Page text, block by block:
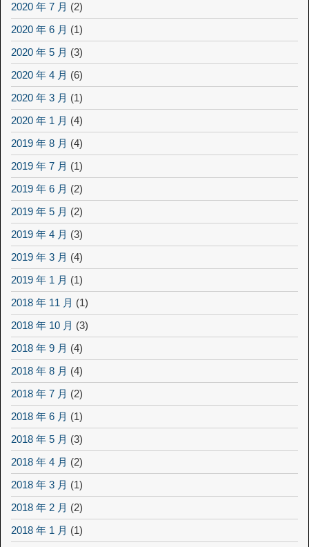
2020 年 7 月 (2)
2020 年 6 月 (1)
2020 年 5 月 (3)
2020 年 4 月 (6)
2020 年 3 月 (1)
2020 年 1 月 (4)
2019 年 8 月 (4)
2019 年 7 月 (1)
2019 年 6 月 (2)
2019 年 5 月 (2)
2019 年 4 月 (3)
2019 年 3 月 (4)
2019 年 1 月 (1)
2018 年 11 月 (1)
2018 年 10 月 (3)
2018 年 9 月 (4)
2018 年 8 月 (4)
2018 年 7 月 (2)
2018 年 6 月 (1)
2018 年 5 月 (3)
2018 年 4 月 (2)
2018 年 3 月 (1)
2018 年 2 月 (2)
2018 年 1 月 (1)